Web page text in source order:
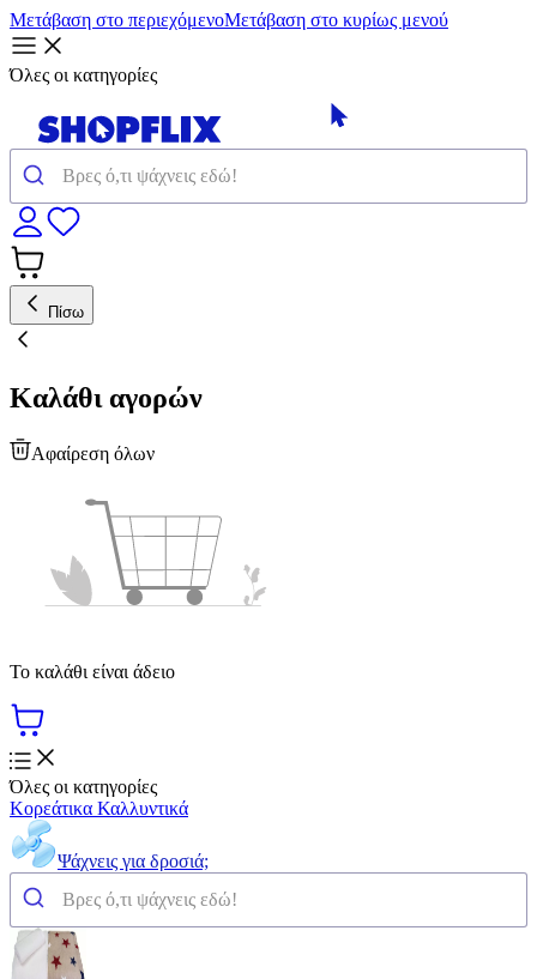
Μετάβαση στο περιεχόμενοΜετάβαση στο κυρίως μενού
Όλες οι κατηγορίες
Πίσω
Καλάθι αγορών
Αφαίρεση όλων
Το καλάθι είναι άδειο
Όλες οι κατηγορίες
Κορεάτικα Καλλυντικά
Ψάχνεις για δροσιά;